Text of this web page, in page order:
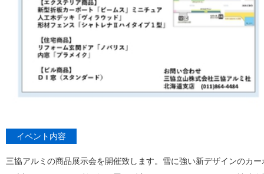
イベント内容
三協アルミの商品展示会を開催致します。雪に強い新デザインのカ